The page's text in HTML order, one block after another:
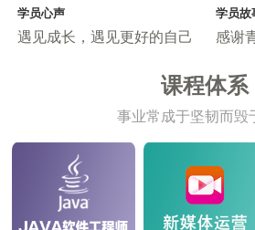
学员心声
遇见成长，遇见更好的自己
学员故
感谢
课程体系
事业常成于坚韧而毁